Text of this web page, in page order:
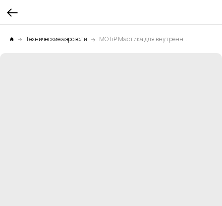
Технические аэрозоли MOTiP Мастика для внутренних и скрытых полостей на восковой основе (аэрозоль) 0,5л